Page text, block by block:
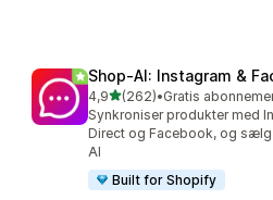
Shop‑AI: Instagram &
4,9ud af 5 stjerner
(262)
262 anmeldelser i alt
•
Synkroniser produkter med
Direct og Facebook, og sælg
AI
Built for Shopify